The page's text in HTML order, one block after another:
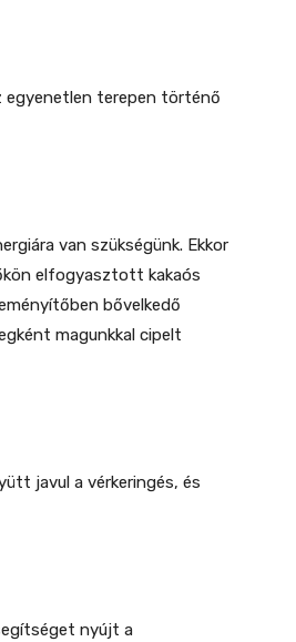
egyenetlen terepen történő
van szükségünk. Ekkor
elfogyasztott kakaós
bővelkedő
magunkkal cipelt
javul a vérkeringés, és
nyújt a